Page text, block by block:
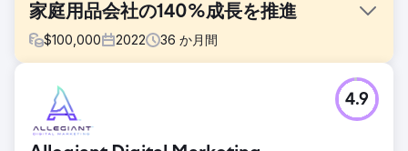
家庭用品会社の140%成長を推進
$100,000 2022 36 か月間
高品質のロープ製品を専門とする家庭用品小売業者である
The Rope Company は、ブランディングとデジタルプレゼ
ンスを刷新する必要がありました。目標は、ブランドの認知
4.9